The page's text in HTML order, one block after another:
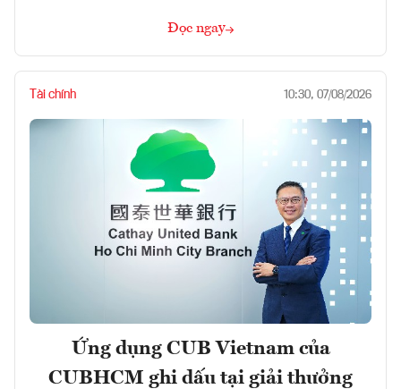
Đọc ngay
Tài chính 10:30, 07/08/2026
Ứng dụng CUB Vietnam của
CUBHCM ghi dấu tại giải thưởng